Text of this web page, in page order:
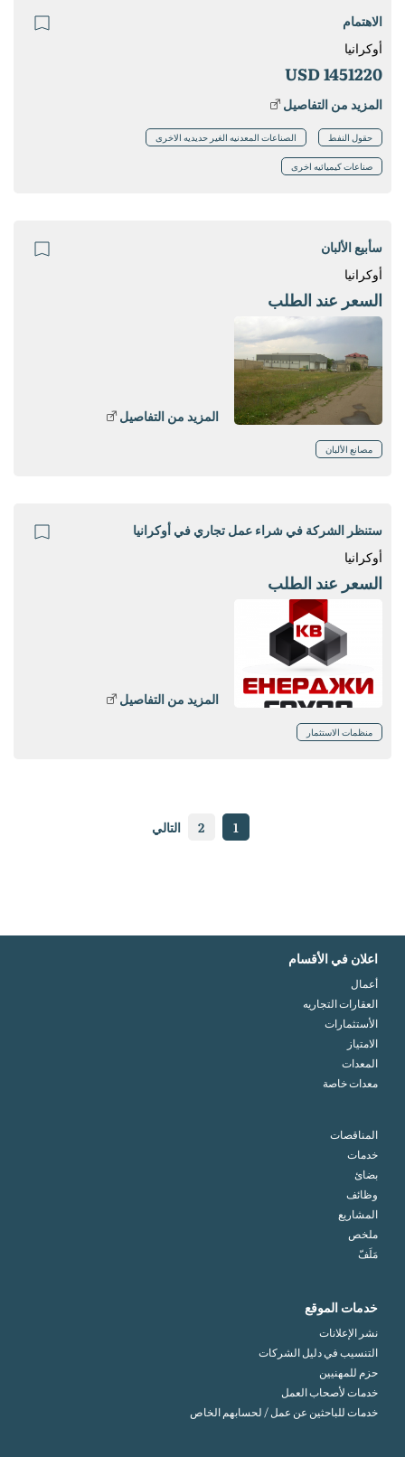
الاهتمام
أوكرانيا
1451220 USD
المزيد من التفاصيل
حقول النفط الصناعات المعدنيه الغير حديديه الاخرى
صناعات كيميائيه اخرى
سأبيع الألبان
أوكرانيا
السعر عند الطلب
المزيد من التفاصيل
مصانع الألبان
ستنظر الشركة في شراء عمل تجاري في أوكرانيا
أوكرانيا
السعر عند الطلب
المزيد من التفاصيل
منظمات الاستثمار
1
2 التالي
اعلان في الأقسام
أعمال
العقارات التجاريه
الأستثمارات
الامتياز
المعدات
معدات خاصة
المناقصات
خدمات
بضائ
وظائف
المشاريع
ملخص
مَلَفّ
خدمات الموقع
نشر الإعلانات
التنسيب في دليل الشركات
حزم للمهنيين
خدمات لأصحاب العمل
خدمات للباحثين عن عمل / لحسابهم الخاص